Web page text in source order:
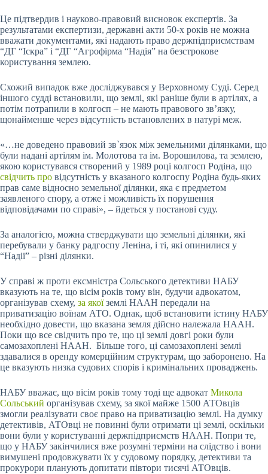
Це підтвердив і науково-правовий висновок експертів. За
результатами експертизи, державні акти 50-х років не можна
вважати документами, які надають право держпідприємствам
“ДГ “Іскра” і “ДГ “Агрофірма “Надія” на безстрокове
користування землею.
Схожий випадок вже досліджувався у Верховному Суді. Серед
іншого судді встановили, що землі, які раніше були в артілях, а
потім потрапили в колгосп – не мають правового зв’язку,
щонайменше через відсутність встановлених в натурі меж.
«…не доведено правовий зв`язок між земельними ділянками, що
були надані артілям ім. Молотова та ім. Ворошилова, та землею,
якою користувався створений у 1989 році колгосп Родіна, що
свідчить про відсутність у вказаного колгоспу Родіна будь-яких
прав саме відносно земельної ділянки, яка є предметом
заявленого спору, а отже і можливість їх порушення
відповідачами по справі», – йдеться у постанові суду.
За аналогією, можна стверджувати що земельні ділянки, які
перебували у банку радгоспу Леніна, і ті, які опинилися у
“Надії” – різні ділянки.
У справі ж проти ексмністра Сольського детективи НАБУ
вказують на те, що вісім років тому він, будучи адвокатом,
організував схему, за якоїземлі НААН передали на
приватизацію воїнам АТО. Однак, щоб встановити істину НАБУ
необхідно довести, що вказана земля дійсно належала НААН.
Поки що все свідчить про те, що ці землі довгі роки були
самозахоплені НААН. Більше того, ці самозахоплені землі
здавалися в оренду комерційним структурам, що заборонено. На
це вказують низка судових спорів і кримінальних проваджень.
НАБУ вважає, що вісім років тому тоді ще адвокат Микола
Сольський організував схему, за якої майже 1500 АТОвців
змогли реалізувати своє право на приватизацію землі. На думку
детективів, АТОвці не повинні були отримати ці землі, оскільки
вони були у користуванні держпідприємств НААН. Попри те,
що у НАБУ закінчилися вже розумні терміни на слідство і вони
вимушені продовжувати їх у судовому порядку, детективи та
прокурори планують допитати півтори тисячі АТОвців.